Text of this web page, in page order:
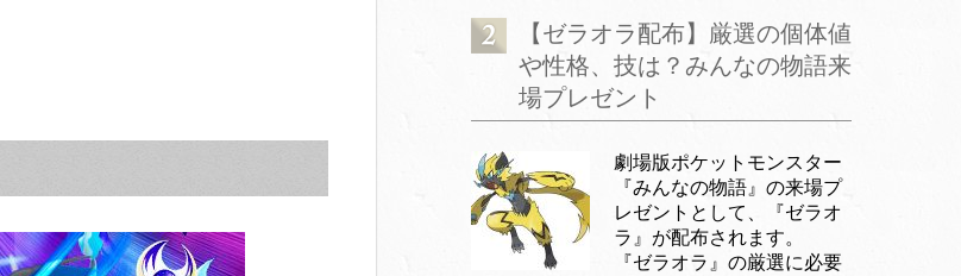
【ゼラオラ配布】厳選の個体値
や性格、技は？みんなの物語来
場プレゼント
劇場版ポケットモンスター
『みんなの物語』の来場プ
レゼントとして、『ゼラオ
ラ』が配布されます。
『ゼラオラ』の厳選に必要